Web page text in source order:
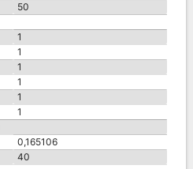
50
1
1
1
1
1
1
0,165106
40